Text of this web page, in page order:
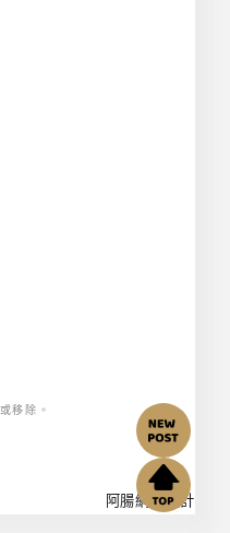
移除。
阿腸網頁設計